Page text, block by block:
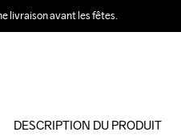
livraison avant les fêtes.
DESCRIPTION DU PRODUIT